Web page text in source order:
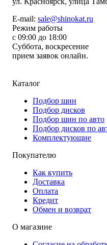
E-mail: sale@shinokat.ru
Режим работы
с 09:00 до 18:00
Суббота, воскресение
прием заявок онлайн.
Каталог
Подбор шин
Подбор дисков
Подбор шин по авто
Подбор дисков по
Комплектующие
Покупателю
Как купить
Доставка
Оплата
Кредит
Обмен и возврат
О магазине